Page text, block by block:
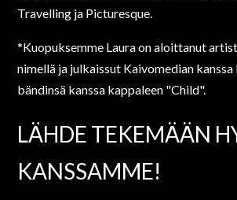
Travelling ja Picturesque.
*Kuopuksemme Laura on aloittanut
nimellä ja julkaissut Kaivomedian
bändinsä kanssa kappaleen "Child".
LÄHDE TEKEMÄÄN
KANSSAMME!